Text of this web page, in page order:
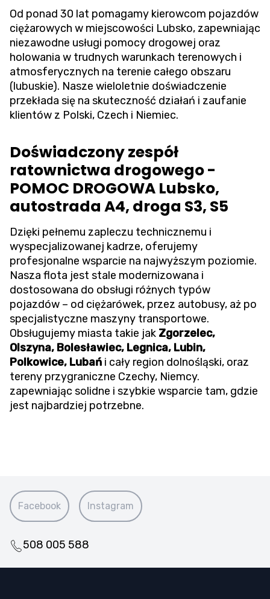
Od ponad 30 lat pomagamy kierowcom pojazdów
ciężarowych w miejscowości Lubsko, zapewniając
niezawodne usługi pomocy drogowej oraz
holowania w trudnych warunkach terenowych i
atmosferycznych na terenie całego obszaru
(lubuskie). Nasze wieloletnie doświadczenie
przekłada się na skuteczność działań i zaufanie
klientów z Polski, Czech i Niemiec.
Doświadczony zespół
ratownictwa drogowego -
POMOC DROGOWA Lubsko,
autostrada A4, droga S3, S5
Dzięki pełnemu zapleczu technicznemu i
wyspecjalizowanej kadrze, oferujemy
profesjonalne wsparcie na najwyższym poziomie.
Nasza flota jest stale modernizowana i
dostosowana do obsługi różnych typów
pojazdów – od ciężarówek, przez autobusy, aż po
specjalistyczne maszyny transportowe.
Obsługujemy miasta takie jak Zgorzelec,
Olszyna, Bolesławiec, Legnica, Lubin,
Polkowice, Lubań i cały region dolnośląski, oraz
tereny przygraniczne Czechy, Niemcy.
zapewniając solidne i szybkie wsparcie tam, gdzie
jest najbardziej potrzebne.
Facebook Instagram
508 005 588